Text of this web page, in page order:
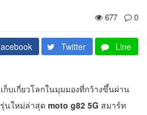
677
0
Twitter Line
บเกี่ยวโลกในมุมมองที่กว้างขึ้นผ่าน
นใหม่ล่าสุด moto g82 5G สมาร์ท